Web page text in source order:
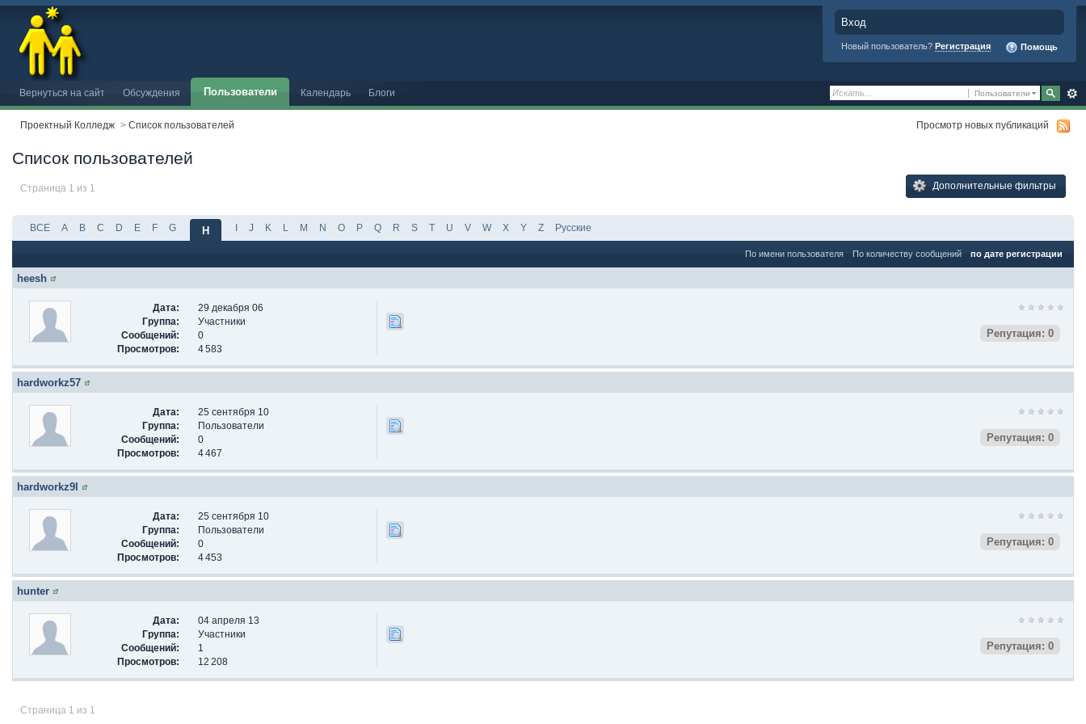
Вход
Новый пользователь? Регистрация Помощь
Пользователи
Вернуться на сайт Обсуждения Пользователи Календарь Блоги
Проектный Колледж > Список пользователей Просмотр новых публикаций
Список пользователей
Страница 1 из 1 Дополнительные фильтры
ВСЕ A B C D E F G H I J K L M N O P Q R S T U V W X Y Z Русские
По имени пользователя По количеству сообщений по дате регистрации
heesh
Дата:
29 декабря 06
Группа:
Участники
Сообщений:
0
Просмотров:
4 583
Репутация: 0
hardworkz57
Дата:
25 сентября 10
Группа:
Пользователи
Сообщений:
0
Просмотров:
4 467
Репутация: 0
hardworkz9l
Дата:
25 сентября 10
Группа:
Пользователи
Сообщений:
0
Просмотров:
4 453
Репутация: 0
hunter
Дата:
04 апреля 13
Группа:
Участники
Сообщений:
1
Просмотров:
12 208
Репутация: 0
Страница 1 из 1